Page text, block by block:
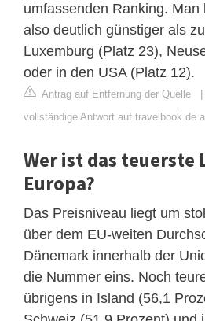
umfassenden Ranking. Man
also deutlich günstiger als
Luxemburg (Platz 23),
oder in den USA (Platz 12).
Antrag auf Entfernung der Quelle
vollständige Antwort auf travelbook.de
Wer ist das teuerste
Europa?
Das Preisniveau liegt um
über dem EU-weiten
Dänemark innerhalb der
die Nummer eins. Noch
übrigens in Island (56,1